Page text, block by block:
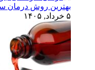
بهترین روش درمان
۵ خرداد, ۱۴۰۵